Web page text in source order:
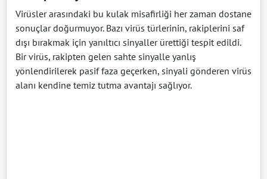
Virüsler arasındaki bu kulak misafirliği her zaman dostane
sonuçlar doğurmuyor. Bazı virüs türlerinin, rakiplerini saf
dışı bırakmak için yanıltıcı sinyaller ürettiği tespit edildi.
Bir virüs, rakipten gelen sahte sinyalle yanlış
yönlendirilerek pasif faza geçerken, sinyali gönderen virüs
alanı kendine temiz tutma avantajı sağlıyor.